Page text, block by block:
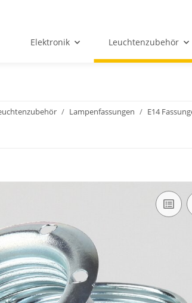
Elektronik Leuchtenzubehör
Lampenfassungen E14